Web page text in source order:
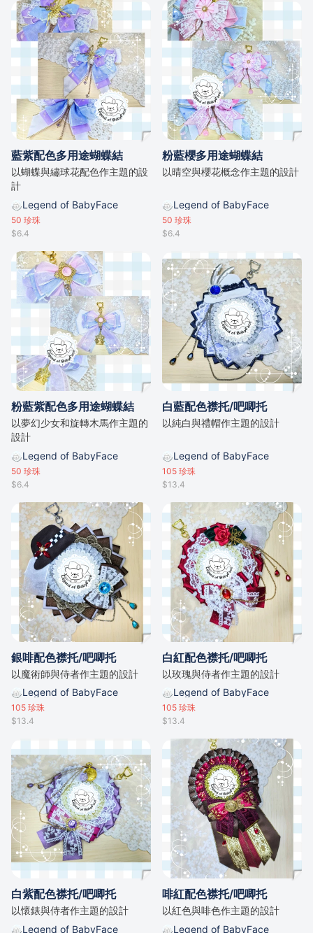
藍紫配色多用途蝴蝶結
以蝴蝶與繡球花配色作主題的設
計
Legend of BabyFace
50 珍珠
$6.4
粉藍櫻多用途蝴蝶結
以晴空與櫻花概念作主題的設計
Legend of BabyFace
50 珍珠
$6.4
粉藍紫配色多用途蝴蝶結
以夢幻少女和旋轉木馬作主題的
設計
Legend of BabyFace
50 珍珠
$6.4
白藍配色襟托/吧唧托
以純白與禮帽作主題的設計
Legend of BabyFace
105 珍珠
$13.4
銀啡配色襟托/吧唧托
以魔術師與侍者作主題的設計
Legend of BabyFace
105 珍珠
$13.4
白紅配色襟托/吧唧托
以玫瑰與侍者作主題的設計
Legend of BabyFace
105 珍珠
$13.4
白紫配色襟托/吧唧托
以懷錶與侍者作主題的設計
Legend of BabyFace
啡紅配色襟托/吧唧托
以紅色與啡色作主題的設計
Legend of BabyFace